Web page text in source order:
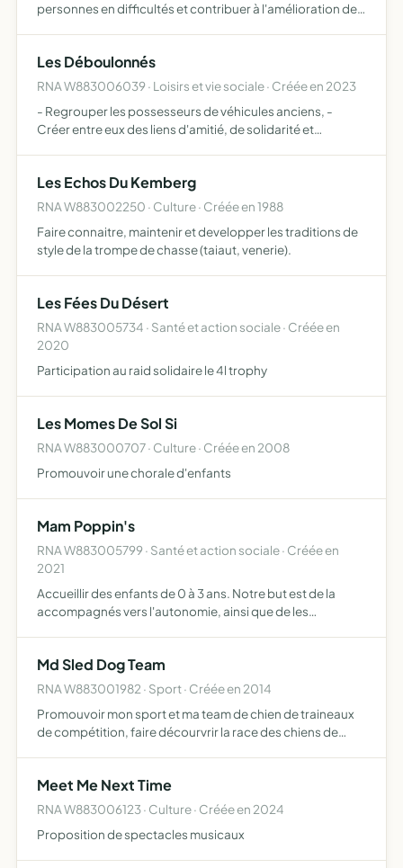
personnes en difficultés et contribuer à l'amélioration de
sensibilis…
Les Déboulonnés
RNA W883006039 · Loisirs et vie sociale · Créée en 2023
- Regrouper les possesseurs de véhicules anciens, -
Créer entre eux des liens d'amitié, de solidarité et
tourist…
Les Echos Du Kemberg
RNA W883002250 · Culture · Créée en 1988
Faire connaitre, maintenir et developper les traditions de
style de la trompe de chasse (taiaut, venerie).
Les Fées Du Désert
RNA W883005734 · Santé et action sociale · Créée en
2020
Participation au raid solidaire le 4l trophy
Les Momes De Sol Si
RNA W883000707 · Culture · Créée en 2008
Promouvoir une chorale d'enfants
Mam Poppin's
RNA W883005799 · Santé et action sociale · Créée en
2021
Accueillir des enfants de 0 à 3 ans. Notre but est de la
accompagnés vers l'autonomie, ainsi que de les
Md Sled Dog Team
RNA W883001982 · Sport · Créée en 2014
Promouvoir mon sport et ma team de chien de traineaux
de compétition, faire décourvrir la race des chiens de
Meet Me Next Time
RNA W883006123 · Culture · Créée en 2024
Proposition de spectacles musicaux